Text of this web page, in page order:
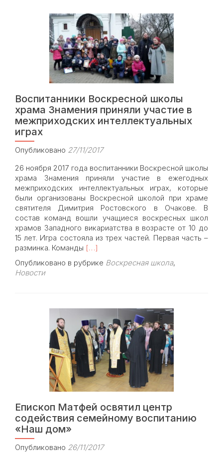
Воспитанники Воскресной школы
храма Знамения приняли участие в
межприходских интеллектуальных
играх
Опубликовано 27/11/2017
26 ноября 2017 года воспитанники Воскресной школы
храма Знамения приняли участие в ежегодных
межприходских интеллектуальных играх, которые
были организованы Воскресной школой при храме
святителя Димитрия Ростовского в Очакове. В
состав команд вошли учащиеся воскресных школ
храмов Западного викариатства в возрасте от 10 до
15 лет. Игра состояла из трех частей. Первая часть –
разминка. Команды Read
about
храма
Знамения
приняли
участие
в
межприходских
интеллектуальных
играх
[…]
Опубликовано в рубрике Воскресная школа,
Новости
Епископ Матфей освятил центр
содействия семейному воспитанию
«Наш дом»
Опубликовано 26/11/2017